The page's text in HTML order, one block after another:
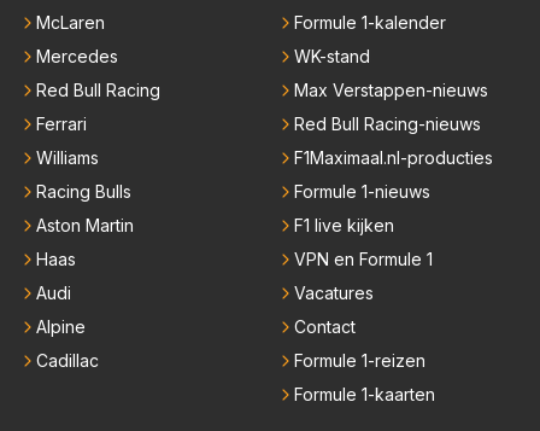
McLaren
Mercedes
Red Bull Racing
Ferrari
Williams
Racing Bulls
Aston Martin
Haas
Audi
Alpine
Cadillac
Formule 1-kalender
WK-stand
Max Verstappen-nieuws
Red Bull Racing-nieuws
F1Maximaal.nl-producties
Formule 1-nieuws
F1 live kijken
VPN en Formule 1
Vacatures
Contact
Formule 1-reizen
Formule 1-kaarten